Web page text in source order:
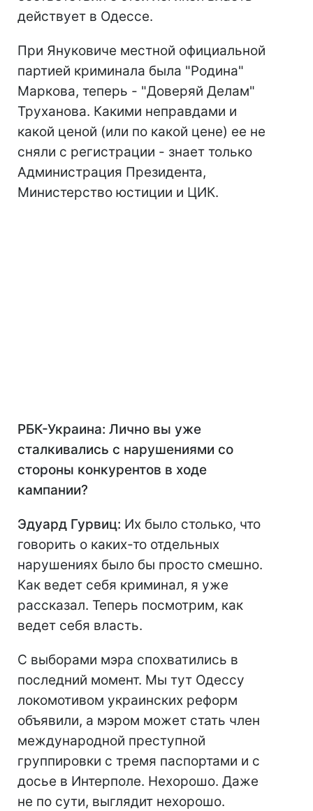
действует в Одессе.
При Януковиче местной официальной
партией криминала была "Родина"
Маркова, теперь - "Доверяй Делам"
Труханова. Какими неправдами и
какой ценой (или по какой цене) ее не
сняли с регистрации - знает только
Администрация Президента,
Министерство юстиции и ЦИК.
РБК-Украина: Лично вы уже
сталкивались с нарушениями со
стороны конкурентов в ходе
кампании?
Эдуард Гурвиц: Их было столько, что
говорить о каких-то отдельных
нарушениях было бы просто смешно.
Как ведет себя криминал, я уже
рассказал. Теперь посмотрим, как
ведет себя власть.
С выборами мэра спохватились в
последний момент. Мы тут Одессу
локомотивом украинских реформ
объявили, а мэром может стать член
международной преступной
группировки с тремя паспортами и с
досье в Интерполе. Нехорошо. Даже
не по сути, выглядит нехорошо.